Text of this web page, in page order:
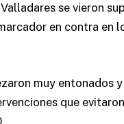
se vieron
en contra
muy entonados
que